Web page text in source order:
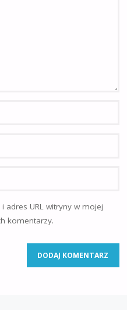
adres URL witryny w mojej
komentarzy.